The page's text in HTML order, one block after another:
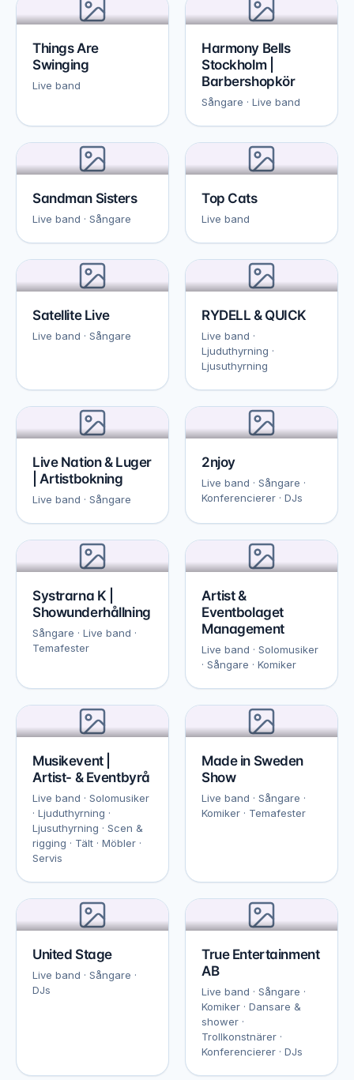
Things Are
Swinging
Live band
Harmony Bells
Stockholm |
Barbershopkör
Sångare · Live band
Sandman Sisters
Live band · Sångare
Top Cats
Live band
Satellite Live
Live band · Sångare
RYDELL & QUICK
Live band ·
Ljuduthyrning ·
Ljusuthyrning
Live Nation & Luger
| Artistbokning
Live band · Sångare
2njoy
Live band · Sångare ·
Konferencierer · DJs
Systrarna K |
Showunderhållning
Sångare · Live band ·
Temafester
Artist &
Eventbolaget
Management
Live band · Solomusiker
· Sångare · Komiker
Musikevent |
Artist- & Eventbyrå
Live band · Solomusiker
· Ljuduthyrning ·
Ljusuthyrning · Scen &
rigging · Tält · Möbler ·
Servis
Made in Sweden
Show
Live band · Sångare ·
Komiker · Temafester
United Stage
Live band · Sångare ·
DJs
True Entertainment
AB
Live band · Sångare ·
Komiker · Dansare &
shower ·
Trollkonstnärer ·
Konferencierer · DJs